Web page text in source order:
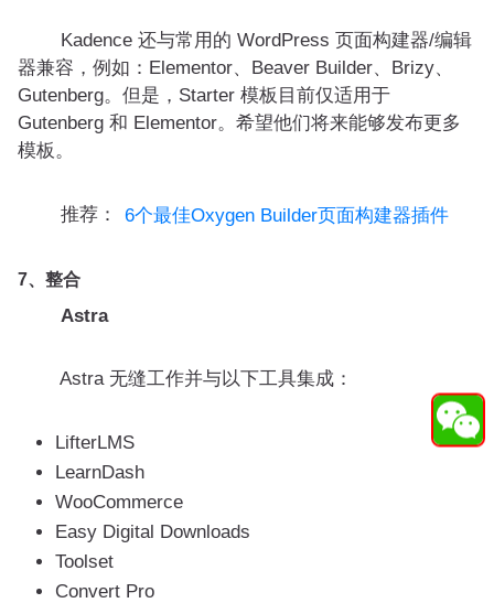
Kadence 还与常用的 WordPress 页面构建器/编辑
器兼容，例如：Elementor、Beaver Builder、Brizy、
Gutenberg。但是，Starter 模板目前仅适用于
Gutenberg 和 Elementor。希望他们将来能够发布更多
模板。
推荐： 6个最佳Oxygen Builder页面构建器插件
7、整合
Astra
Astra 无缝工作并与以下工具集成：
LifterLMS
LearnDash
WooCommerce
Easy Digital Downloads
Toolset
Convert Pro